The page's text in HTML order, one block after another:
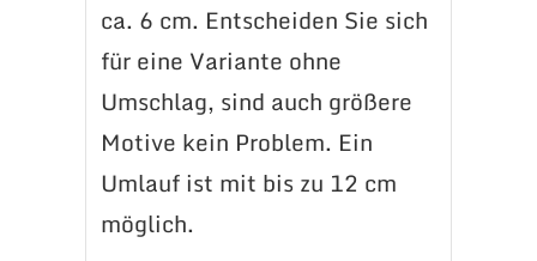
ca. 6 cm. Entscheiden Sie sich
für eine Variante ohne
Umschlag, sind auch größere
Motive kein Problem. Ein
Umlauf ist mit bis zu 12 cm
möglich.